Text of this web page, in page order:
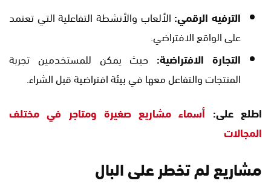
الترفيه الرقمي: الألعاب والأنشطة التفاعلية التي تعتمد
على الواقع الافتراضي.
التجارة الافتراضية: حيث يمكن للمستخدمين تجربة
المنتجات والتفاعل معها في بيئة افتراضية قبل الشراء.
اطلع على: أسماء مشاريع صغيرة ومتاجر في مختلف
المجالات
مشاريع لم تخطر على البال